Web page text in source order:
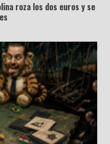
roza los dos euros y se